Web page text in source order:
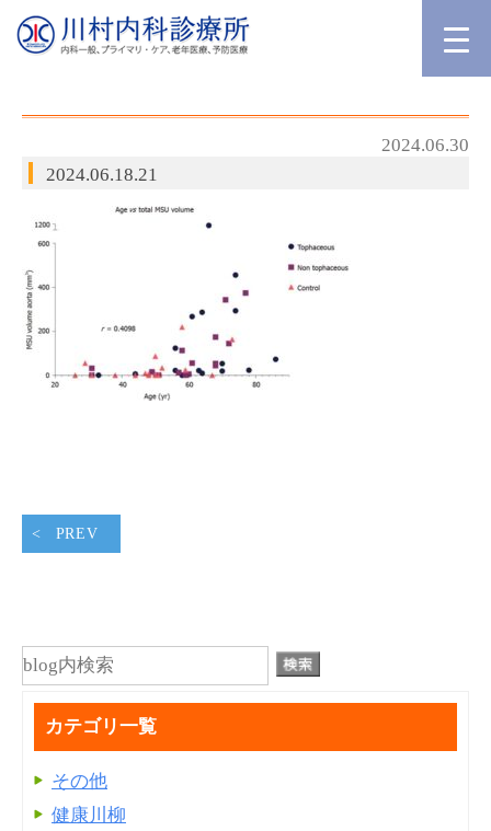
2024.06.30
2024.06.18.21
PREV
カテゴリ一覧
その他
健康川柳